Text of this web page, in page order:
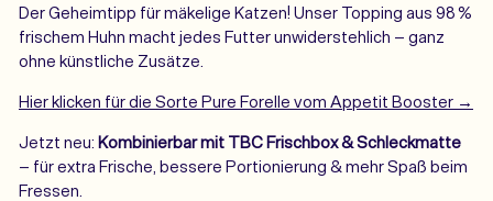
Der Geheimtipp für mäkelige Katzen! Unser Topping aus 98 %
frischem Huhn macht jedes Futter unwiderstehlich – ganz
ohne künstliche Zusätze.
Hier klicken für die Sorte Pure Forelle vom Appetit Booster →
Jetzt neu: Kombinierbar mit TBC Frischbox & Schleckmatte
– für extra Frische, bessere Portionierung & mehr Spaß beim
Fressen.